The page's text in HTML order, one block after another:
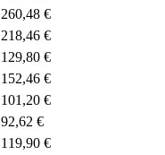
260,48 €
218,46 €
129,80 €
152,46 €
101,20 €
92,62 €
119,90 €